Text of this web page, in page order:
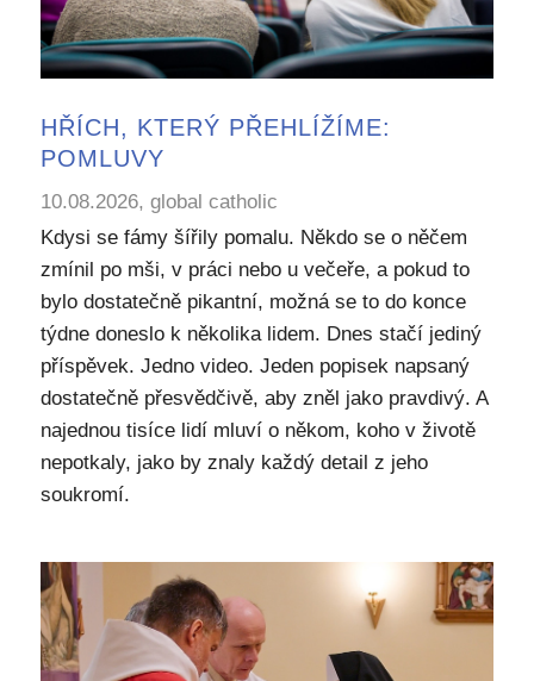
HŘÍCH, KTERÝ PŘEHLÍŽÍME:
POMLUVY
10.08.2026, global catholic
Kdysi se fámy šířily pomalu. Někdo se o něčem
zmínil po mši, v práci nebo u večeře, a pokud to
bylo dostatečně pikantní, možná se to do konce
týdne doneslo k několika lidem. Dnes stačí jediný
příspěvek. Jedno video. Jeden popisek napsaný
dostatečně přesvědčivě, aby zněl jako pravdivý. A
najednou tisíce lidí mluví o někom, koho v životě
nepotkaly, jako by znaly každý detail z jeho
soukromí.